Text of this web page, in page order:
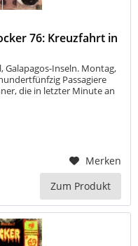
76: Kreuzfahrt in
Galapagos-Inseln. Montag,
Passagiere
die in letzter Minute an
Merken
Zum Produkt